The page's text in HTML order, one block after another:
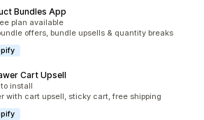
Bundles App
plan available
offers, bundle upsells & quantity breaks
Cart Upsell
to install
with cart upsell, sticky cart, free shipping